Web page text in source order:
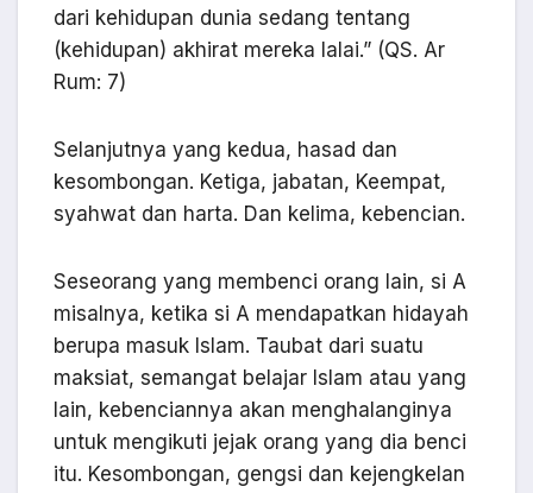
dari kehidupan dunia sedang tentang
(kehidupan) akhirat mereka lalai.” (QS. Ar
Rum: 7)
Selanjutnya yang kedua, hasad dan
kesombongan. Ketiga, jabatan, Keempat,
syahwat dan harta. Dan kelima, kebencian.
Seseorang yang membenci orang lain, si A
misalnya, ketika si A mendapatkan hidayah
berupa masuk Islam. Taubat dari suatu
maksiat, semangat belajar Islam atau yang
lain, kebenciannya akan menghalanginya
untuk mengikuti jejak orang yang dia benci
itu. Kesombongan, gengsi dan kejengkelan